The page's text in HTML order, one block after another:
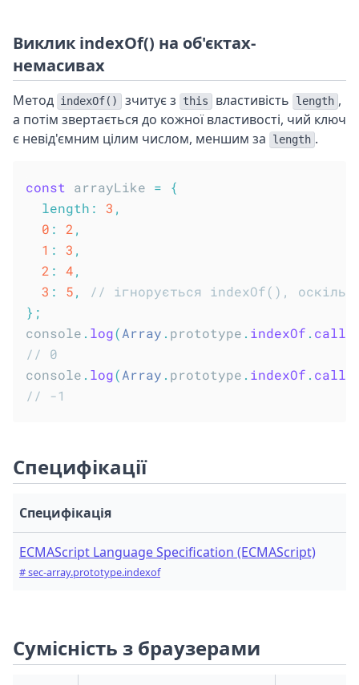
Виклик indexOf() на об'єктах-
немасивах
Метод indexOf() зчитує з this властивість length ,
а потім звертається до кожної властивості, чий ключ
є невід'ємним цілим числом, меншим за
length .
const arrayLike =
{
length : 3 ,
0 : 2 ,
1 : 3 ,
2 : 4,
3 : 5,
// ігнорується indexOf(),
} ;
console . log(Array . prototype . indexOf . call
// 0
console . log(Array . prototype . indexOf . call
// -1
Специфікації
Специфікація
ECMAScript Language Specification (ECMAScript)
# sec-array.prototype.indexof
Сумісність з браузерами